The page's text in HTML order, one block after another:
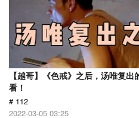
【越哥】《色戒》之后，汤唯复
看！
# 112
2022-03-05 03:25